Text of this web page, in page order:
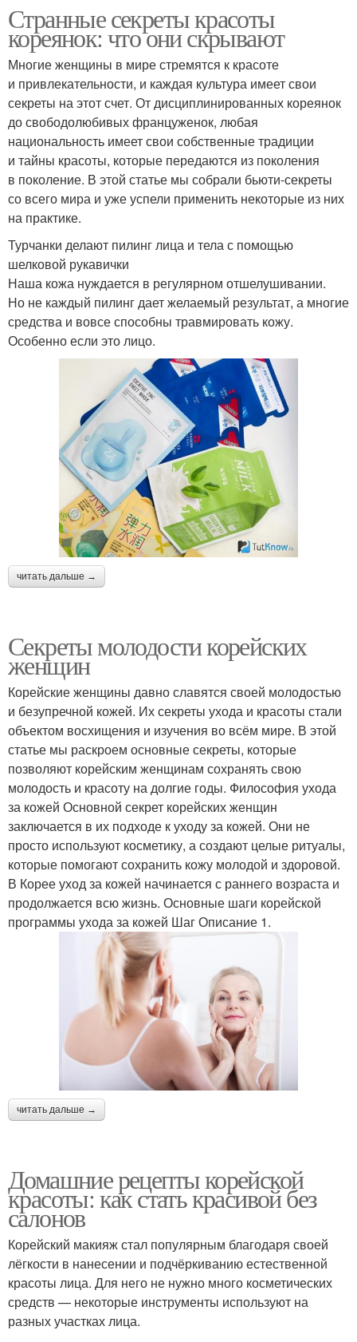
Странные секреты красоты
кореянок: что они скрывают
Многие женщины в мире стремятся к красоте
и привлекательности, и каждая культура имеет свои
секреты на этот счет. От дисциплинированных кореянок
до свободолюбивых француженок, любая
национальность имеет свои собственные традиции
и тайны красоты, которые передаются из поколения
в поколение. В этой статье мы собрали бьюти-секреты
со всего мира и уже успели применить некоторые из них
на практике.
Турчанки делают пилинг лица и тела с помощью
шелковой рукавички
Наша кожа нуждается в регулярном отшелушивании.
Но не каждый пилинг дает желаемый результат, а многие
средства и вовсе способны травмировать кожу.
Особенно если это лицо.
читать дальше →
Секреты молодости корейских
женщин
Корейские женщины давно славятся своей молодостью
и безупречной кожей. Их секреты ухода и красоты стали
объектом восхищения и изучения во всём мире. В этой
статье мы раскроем основные секреты, которые
позволяют корейским женщинам сохранять свою
молодость и красоту на долгие годы. Философия ухода
за кожей Основной секрет корейских женщин
заключается в их подходе к уходу за кожей. Они не
просто используют косметику, а создают целые ритуалы,
которые помогают сохранить кожу молодой и здоровой.
В Корее уход за кожей начинается с раннего возраста и
продолжается всю жизнь. Основные шаги корейской
программы ухода за кожей Шаг Описание 1.
читать дальше →
Домашние рецепты корейской
красоты: как стать красивой без
салонов
Корейский макияж стал популярным благодаря своей
лёгкости в нанесении и подчёркиванию естественной
красоты лица. Для него не нужно много косметических
средств — некоторые инструменты используют на
разных участках лица.